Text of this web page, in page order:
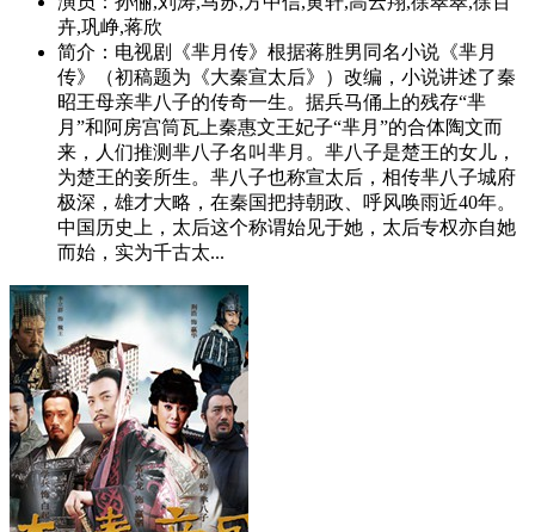
卉,巩峥,蒋欣
简介： 电视剧《芈月传》根据蒋胜男同名小说《芈月
传》（初稿题为《大秦宣太后》）改编，小说讲述了秦
昭王母亲芈八子的传奇一生。据兵马俑上的残存“芈
月”和阿房宫筒瓦上秦惠文王妃子“芈月”的合体陶文而
来，人们推测芈八子名叫芈月。芈八子是楚王的女儿，
为楚王的妾所生。芈八子也称宣太后，相传芈八子城府
极深，雄才大略，在秦国把持朝政、呼风唤雨近40年。
中国历史上，太后这个称谓始见于她，太后专权亦自她
而始，实为千古太...